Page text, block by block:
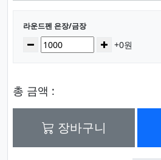
선택된 옵션
라운드펜 은장/금장
수량감소 증가+0원
총 금액 :
장바구니